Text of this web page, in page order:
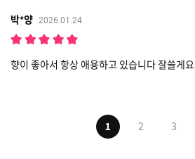
박*양 2026.01.24
향이 좋아서 항상 애용하고 있습니다 잘쓸게요
1 2 3